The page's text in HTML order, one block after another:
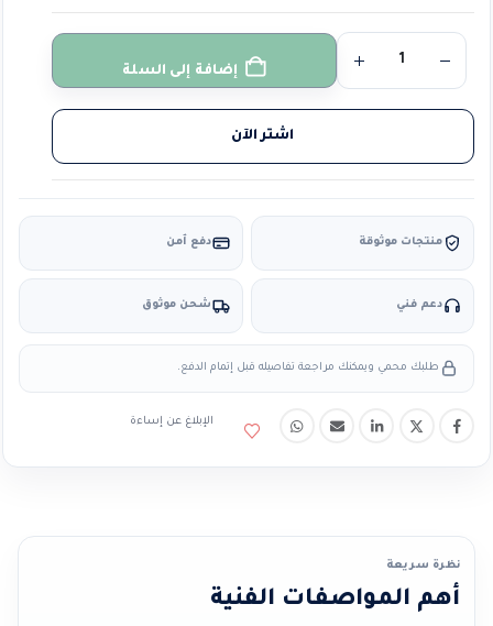
إضافة إلى السلة
اشتر الآن
منتجات موثوقة دفع آمن
دعم فني شحن موثوق
طلبك محمي ويمكنك مراجعة تفاصيله قبل إتمام الدفع.
الإبلاغ عن إساءة
نظرة سريعة
أهم المواصفات الفنية